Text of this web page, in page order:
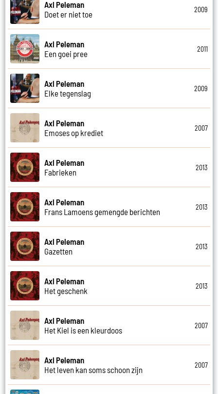
Axl Peleman
Doet er niet toe
2009
Axl Peleman
Een goei pree
2011
Axl Peleman
Elke tegenslag
2009
Axl Peleman
Emoses op krediet
2007
Axl Peleman
Fabrieken
2013
Axl Peleman
Frans Lamoens gemengde berichten
2013
Axl Peleman
Gazetten
2013
Axl Peleman
Het geschenk
2013
Axl Peleman
Het Kiel is een kleurdoos
2007
Axl Peleman
Het leven kan soms schoon zijn
2007